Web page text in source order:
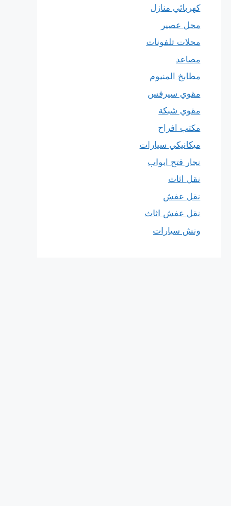
كهربائي منازل
محل عصير
محلات تلفونات
مصاعد
مطابخ المنيوم
مقوي سيرفس
مقوي شبكة
مكتب افراح
ميكانيكي سيارات
نجار فتح ابواب
نقل اثاث
نقل عفش
نقل عفش اثاث
ونش سيارات